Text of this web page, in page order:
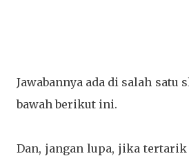
Jawabannya ada di salah satu
bawah berikut ini.
Dan, jangan lupa, jika